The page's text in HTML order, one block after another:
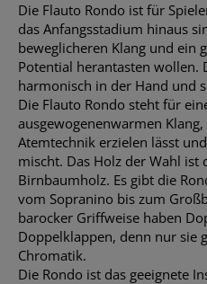
Die Flauto Rondo ist für
das Anfangsstadium hinaus
beweglicheren Klang und ein
Potential herantasten wollen.
harmonisch in der Hand und
Die Flauto Rondo steht für
ausgewogenenwarmen
Atemtechnik erzielen lässt
mischt. Das Holz der Wahl ist
Birnbaumholz. Es gibt die
vom Sopranino bis zum
barocker Griffweise haben
Doppelklappen, denn nur sie
Chromatik.
Die Rondo ist das geeignete